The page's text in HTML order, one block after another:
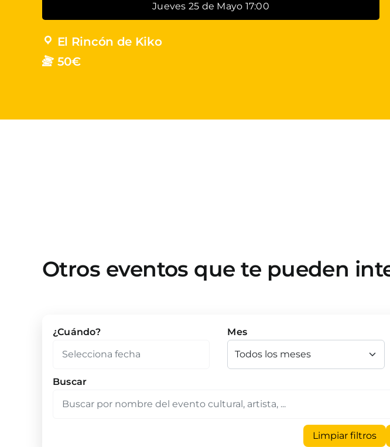
Jueves 25 de Mayo 17:00
El Rincón de Kiko
50€
Otros eventos que te pueden
¿Cuándo? Mes
Buscar
Limpiar filtros